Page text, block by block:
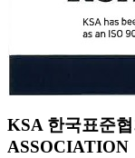
KSA 한국표준
ASSOCIATION